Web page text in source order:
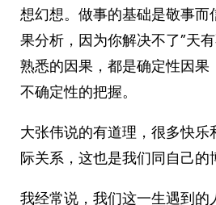
想幻想。做事的基础是敬事而
果分析，因为你解决不了”天
熟悉的因果，都是确定性因
不确定性的把握。 ​​​
大张伟说的有道理，很多快乐
际关系，这也是我们同自己的
我经常说，我们这一生遇到的